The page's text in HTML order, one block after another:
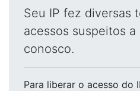
Seu IP fez diversas
acessos suspeitos
conosco.
Para liberar o acesso do